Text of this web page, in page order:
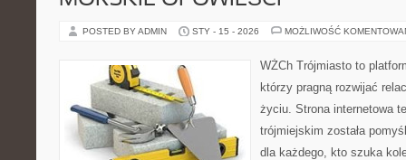
POSTED BY ADMIN STY - 15 - 2026 MOŻLIWOŚĆ
WŻCh Trójmiasto to
którzy pragną rozwijać
życiu. Strona internetowa
trójmiejskim została
dla każdego, kto szuka